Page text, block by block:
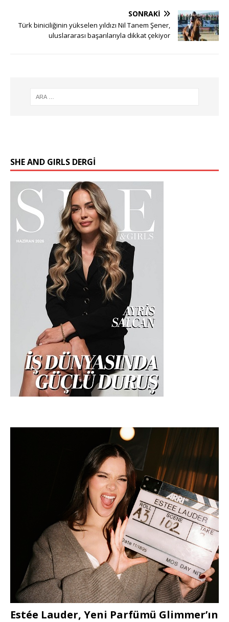
SONRAKI
Türk biniciliğinin yükselen yıldızı Nil Tanem Şener,
uluslararası başarılarıyla dikkat çekiyor
SHE AND GIRLS DERGİ
Estée Lauder, Yeni Parfümü Glimmer’ın